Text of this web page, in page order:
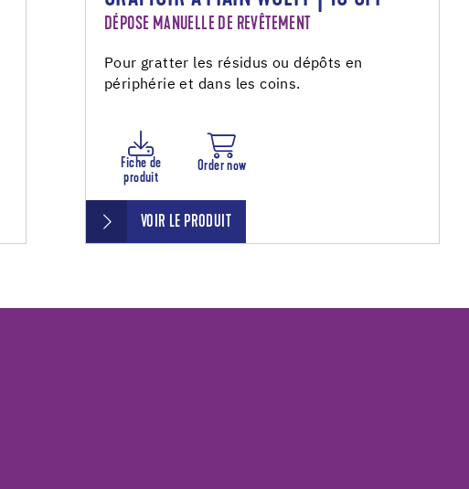
DÉPOSE MANUELLE DE REVÊTEMENT
Pour gratter les résidus ou dépôts en
périphérie et dans les coins.
Fiche de
produit
Order now
VOIR LE PRODUIT